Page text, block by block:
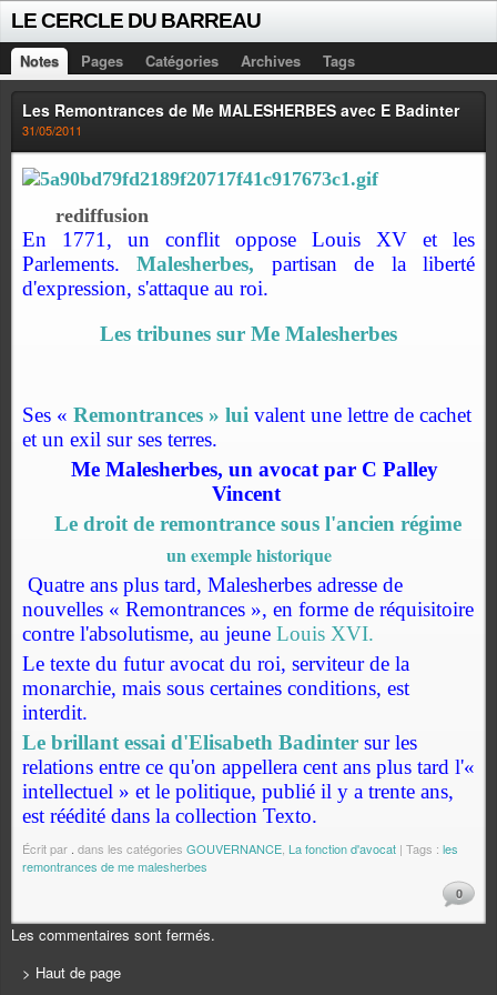
LE CERCLE DU BARREAU
Notes Pages Catégories Archives Tags
Les Remontrances de Me MALESHERBES avec E Badinter
31/05/2011
rediffusion
En 1771, un conflit oppose Louis XV et les
Parlements.Malesherbes, partisan de la liberté
d'expression, s'attaque au roi.
Les tribunes sur Me Malesherbes
Ses « Remontrances » lui valent une lettre de cachet
et un exil sur ses terres.
Me Malesherbes, un avocat par C Palley
Vincent
Le droit de remontrance sous l'ancien régime
un exemple historique
Quatre ans plus tard, Malesherbes adresse de
nouvelles « Remontrances », en forme de réquisitoire
contre l'absolutisme, au jeune Louis XVI.
Le texte du futur avocat du roi, serviteur de la
monarchie, mais sous certaines conditions, est
interdit.
Le brillant essai d'Elisabeth Badinter sur les
relations entre ce qu'on appellera cent ans plus tard l'«
intellectuel » et le politique, publié il y a trente ans,
est réédité dans la collection Texto.
Écrit par dans les catégories GOUVERNANCE La fonction d'avocat | Tags : les
remontrances de me malesherbes
0
Les commentaires sont fermés.
> Haut de page